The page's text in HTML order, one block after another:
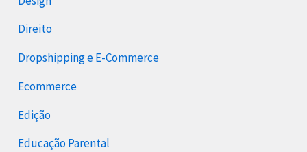
Direito
Dropshipping e E-Commerce
Ecommerce
Edição
Educação Parental